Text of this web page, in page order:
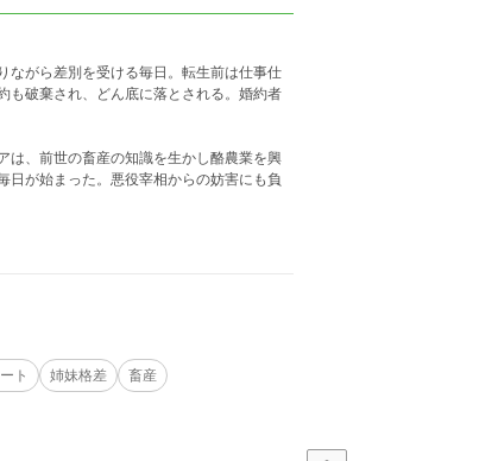
ながら差別を受ける毎日。転生前は仕事仕
も破棄され、どん底に落とされる。婚約者
は、前世の畜産の知識を生かし酪農業を興
日が始まった。悪役宰相からの妨害にも負
ト 姉妹格差 畜産